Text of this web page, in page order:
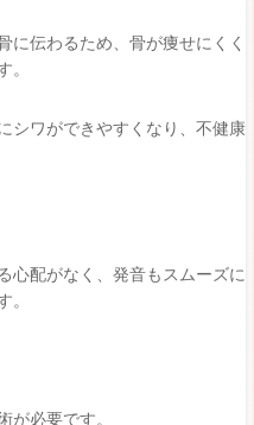
に伝わるため、骨が痩せにくく
。
シワができやすくなり、不健康
心配がなく、発音もスムーズに
。
が必要です。